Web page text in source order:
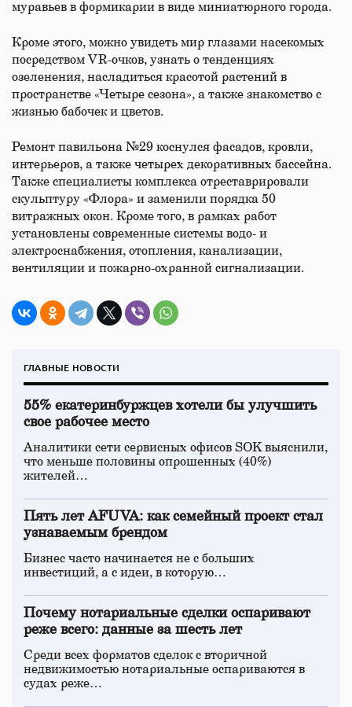
муравьев в формикарии в виде миниатюрного города.
Кроме этого, можно увидеть мир глазами насекомых
посредством VR-очков, узнать о тенденциях
озеленения, насладиться красотой растений в
пространстве «Четыре сезона», а также знакомство с
жизнью бабочек и цветов.
Ремонт павильона №29 коснулся фасадов, кровли,
интерьеров, а также четырех декоративных бассейна.
Также специалисты комплекса отреставрировали
скульптуру «Флора» и заменили порядка 50
витражных окон. Кроме того, в рамках работ
установлены современные системы водо- и
электроснабжения, отопления, канализации,
вентиляции и пожарно-охранной сигнализации.
ГЛАВНЫЕ НОВОСТИ
55% екатеринбуржцев хотели бы улучшить
свое рабочее место
Аналитики сети сервисных офисов SOK выяснили,
что меньше половины опрошенных (40%)
жителей…
Пять лет AFUVA: как семейный проект стал
узнаваемым брендом
Бизнес часто начинается не с больших
инвестиций, а с идеи, в которую…
Почему нотариальные сделки оспаривают
реже всего: данные за шесть лет
Среди всех форматов сделок с вторичной
недвижимостью нотариальные оспариваются в
судах реже…